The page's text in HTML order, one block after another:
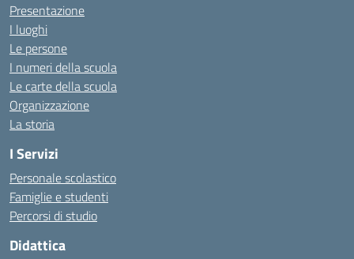
Presentazione
I luoghi
Le persone
I numeri della scuola
Le carte della scuola
Organizzazione
La storia
I Servizi
Personale scolastico
Famiglie e studenti
Percorsi di studio
Didattica